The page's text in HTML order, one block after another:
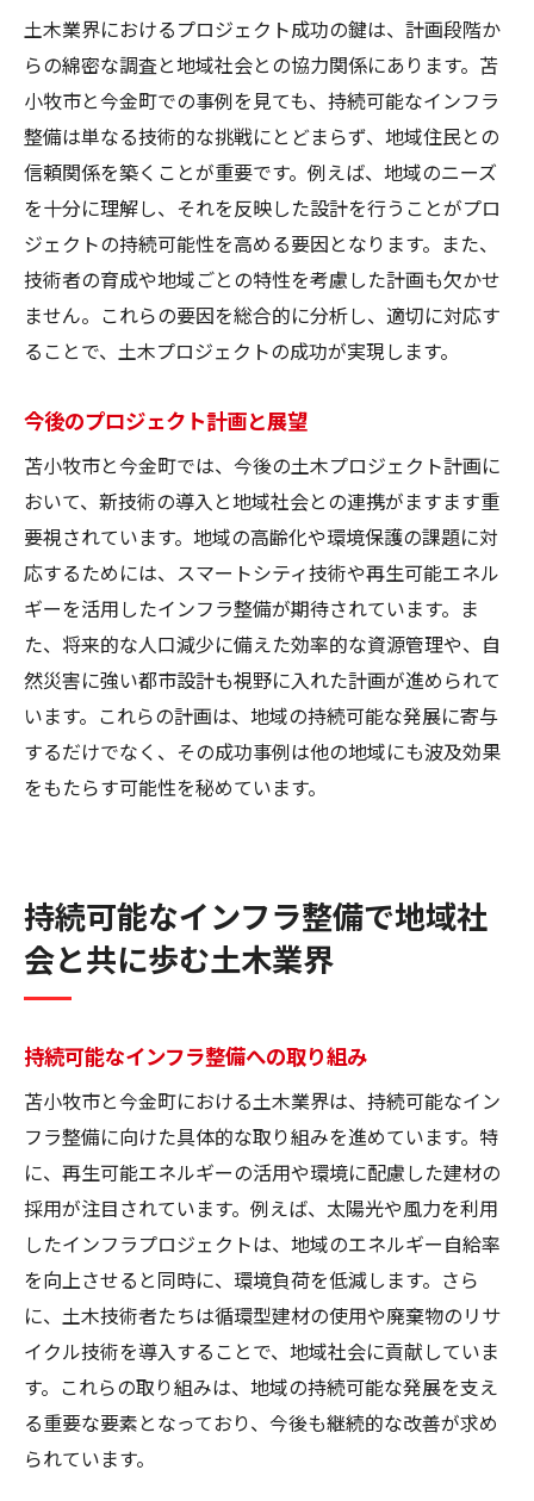
土木業界におけるプロジェクト成功の鍵は、計画段階か
らの綿密な調査と地域社会との協力関係にあります。苫
小牧市と今金町での事例を見ても、持続可能なインフラ
整備は単なる技術的な挑戦にとどまらず、地域住民との
信頼関係を築くことが重要です。例えば、地域のニーズ
を十分に理解し、それを反映した設計を行うことがプロ
ジェクトの持続可能性を高める要因となります。また、
技術者の育成や地域ごとの特性を考慮した計画も欠かせ
ません。これらの要因を総合的に分析し、適切に対応す
ることで、土木プロジェクトの成功が実現します。
今後のプロジェクト計画と展望
苫小牧市と今金町では、今後の土木プロジェクト計画に
おいて、新技術の導入と地域社会との連携がますます重
要視されています。地域の高齢化や環境保護の課題に対
応するためには、スマートシティ技術や再生可能エネル
ギーを活用したインフラ整備が期待されています。ま
た、将来的な人口減少に備えた効率的な資源管理や、自
然災害に強い都市設計も視野に入れた計画が進められて
います。これらの計画は、地域の持続可能な発展に寄与
するだけでなく、その成功事例は他の地域にも波及効果
をもたらす可能性を秘めています。
持続可能なインフラ整備で地域社
会と共に歩む土木業界
持続可能なインフラ整備への取り組み
苫小牧市と今金町における土木業界は、持続可能なイン
フラ整備に向けた具体的な取り組みを進めています。特
に、再生可能エネルギーの活用や環境に配慮した建材の
採用が注目されています。例えば、太陽光や風力を利用
したインフラプロジェクトは、地域のエネルギー自給率
を向上させると同時に、環境負荷を低減します。さら
に、土木技術者たちは循環型建材の使用や廃棄物のリサ
イクル技術を導入することで、地域社会に貢献していま
す。これらの取り組みは、地域の持続可能な発展を支え
る重要な要素となっており、今後も継続的な改善が求め
られています。